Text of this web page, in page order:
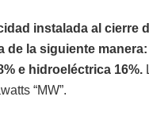
instalada al cierre
de la siguiente
e hidroeléctrica 16%.
“MW”.